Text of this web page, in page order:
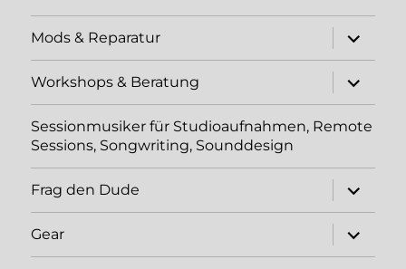
Mods & Reparatur
öffnen
Workshops & Beratung
öffnen
Sessionmusiker für Studioaufnahmen, Remote
Sessions, Songwriting, Sounddesign
Frag den Dude
öffnen
Gear
öffnen